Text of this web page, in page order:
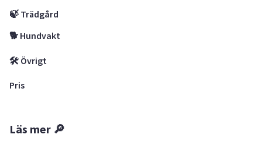
🍃 Trädgård
🐕 Hundvakt
🛠 Övrigt
Pris
Läs mer 🔎